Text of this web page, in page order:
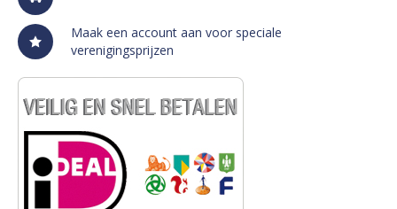
Maak een account aan voor speciale
verenigingsprijzen